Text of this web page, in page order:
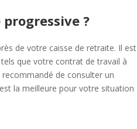
?
de votre caisse de retraite. Il est
que votre contrat de travail à
de consulter un
la meilleure pour votre situation